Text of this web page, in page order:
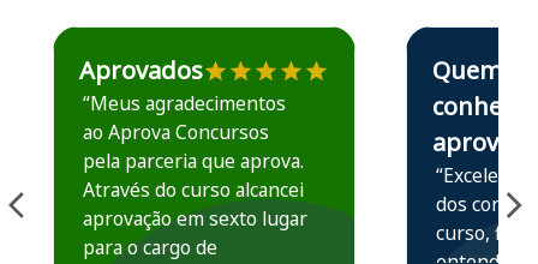
Estudante José recomenda o Aprova Concursos em
Aprovados
“Meus agradecimentos
ao Aprova Concursos
pela parceria que aprova.
Através do curso alcancei
aprovação em sexto lugar
para o cargo de
Estudante Elais
Quem
conhece,
aprova
“Excelente
dos
curso,